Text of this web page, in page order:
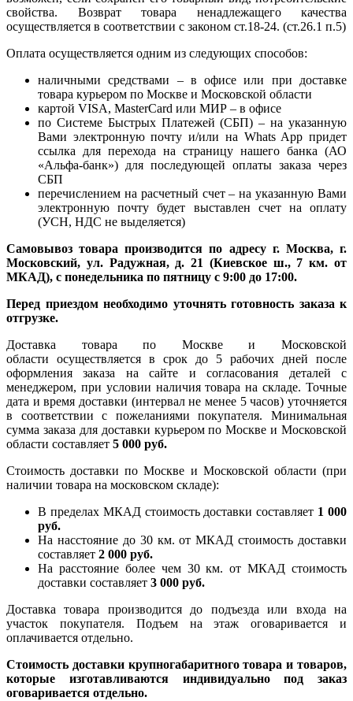
свойства. Возврат товара ненадлежащего качества
осуществляется в соответствии с законом ст.18-24. (ст.26.1 п.5)
Оплата осуществляется одним из следующих способов:
наличными средствами – в офисе или при доставке
товара курьером по Москве и Московской области
картой VISA, MasterCard или МИР – в офисе
по Системе Быстрых Платежей (СБП) – на указанную
Вами электронную почту и/или на Whats App придет
ссылка для перехода на страницу нашего банка (АО
«Альфа-банк») для последующей оплаты заказа через
СБП
перечислением на расчетный счет – на указанную Вами
электронную почту будет выставлен счет на оплату
(УСН, НДС не выделяется)
Самовывоз товара производится по адресу г. Москва, г.
Московский, ул. Радужная, д. 21 (Киевское ш., 7 км. от
МКАД), с понедельника по пятницу с 9:00 до 17:00.
Перед приездом необходимо уточнять готовность заказа к
отгрузке.
Доставка товара по Москве и Московской
области осуществляется в срок до 5 рабочих дней после
оформления заказа на сайте и согласования деталей с
менеджером, при условии наличия товара на складе. Точные
дата и время доставки (интервал не менее 5 часов) уточняется
в соответствии с пожеланиями покупателя. Минимальная
сумма заказа для доставки курьером по Москве и Московской
области составляет 5 000 руб.
Стоимость доставки по Москве и Московской области (при
наличии товара на московском складе):
В пределах МКАД стоимость доставки составляет 1 000
руб.
На насcтояние до 30 км. от МКАД стоимость доставки
составляет 2 000 руб.
На расстояние более чем 30 км. от МКАД стоимость
доставки составляет 3 000 руб.
Доставка товара производится до подъезда или входа на
участок покупателя. Подъем на этаж оговаривается и
оплачивается отдельно.
Стоимость доставки крупногабаритного товара и товаров,
которые изготавливаются индивидуально под заказ
оговаривается отдельно.